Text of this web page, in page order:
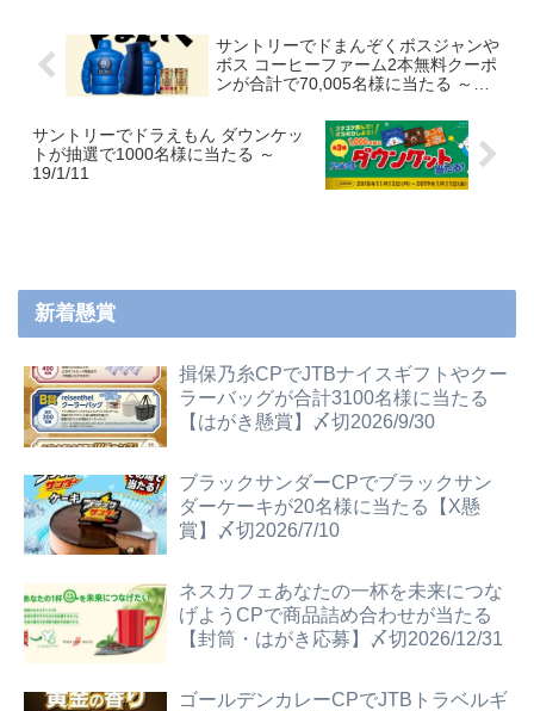
サントリーでドまんぞくボスジャンや
ボス コーヒーファーム2本無料クーポ
ンが合計で70,005名様に当たる ～
サントリーでドラえもん ダウンケッ
トが抽選で1000名様に当たる ～
19/1/11
新着懸賞
揖保乃糸CPでJTBナイスギフトやクー
ラーバッグが合計3100名様に当たる
【はがき懸賞】〆切2026/9/30
ブラックサンダーCPでブラックサン
ダーケーキが20名様に当たる【X懸
賞】〆切2026/7/10
ネスカフェあなたの一杯を未来につな
げようCPで商品詰め合わせが当たる
【封筒・はがき応募】〆切2026/12/31
ゴールデンカレーCPでJTBトラベルギ